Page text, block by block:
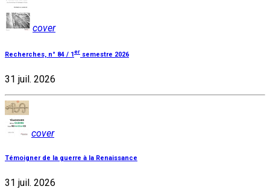
cover
Recherches, n° 84 / 1er semestre 2026
31 juil. 2026
cover
Témoigner de la guerre à la Renaissance
31 juil. 2026